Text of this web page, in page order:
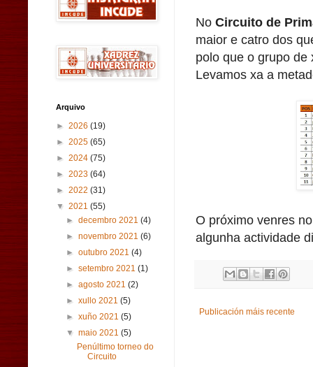
No Circuito de
maior e catro dos
polo que o grupo de
Levamos xa a
O próximo venres
algunha actividade
Publicación máis recente
Arquivo
► 2026 (19)
► 2025 (65)
► 2024 (75)
► 2023 (64)
► 2022 (31)
▼ 2021 (55)
►decembro 2021(4)
►novembro 2021(6)
►outubro 2021(4)
►setembro 2021(1)
►agosto 2021(2)
►xullo 2021(5)
►xuño 2021(5)
▼maio 2021(5)
Penúltimo torneo do
Circuito